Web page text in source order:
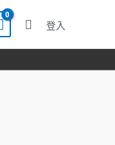
登入